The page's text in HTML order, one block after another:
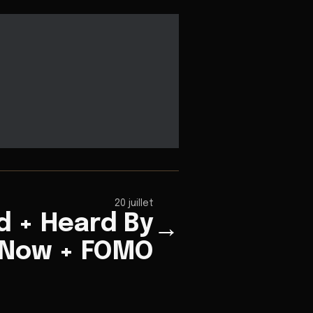
20 juillet
+ Heard By
+ FOMO
→